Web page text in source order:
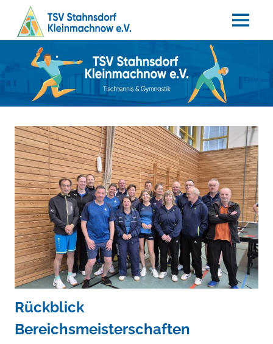
springen
TSV
Stahnsdorf
/
Kleinmachnow
e.V.
Tischtennis
Gymnastik
MENÜ
Rückblick
Bereichsmeisterschaften